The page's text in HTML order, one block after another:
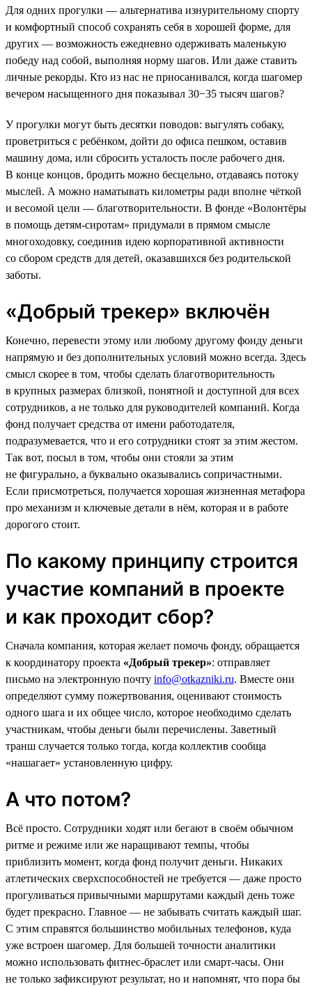
Для одних прогулки — альтернатива изнурительному спорту
и комфортный способ сохранять себя в хорошей форме, для
других — возможность ежедневно одерживать маленькую
победу над собой, выполняя норму шагов. Или даже ставить
личные рекорды. Кто из нас не приосанивался, когда шагомер
вечером насыщенного дня показывал 30−35 тысяч шагов?
У прогулки могут быть десятки поводов: выгулять собаку,
проветриться с ребёнком, дойти до офиса пешком, оставив
машину дома, или сбросить усталость после рабочего дня.
В конце концов, бродить можно бесцельно, отдаваясь потоку
мыслей. А можно наматывать километры ради вполне чёткой
и весомой цели — благотворительности. В фонде «Волонтёры
в помощь детям-сиротам» придумали в прямом смысле
многоходовку, соединив идею корпоративной активности
со сбором средств для детей, оказавшихся без родительской
заботы.
«Добрый трекер» включён
Конечно, перевести этому или любому другому фонду деньги
напрямую и без дополнительных условий можно всегда. Здесь
смысл скорее в том, чтобы сделать благотворительность
в крупных размерах близкой, понятной и доступной для всех
сотрудников, а не только для руководителей компаний. Когда
фонд получает средства от имени работодателя,
подразумевается, что и его сотрудники стоят за этим жестом.
Так вот, посыл в том, чтобы они стояли за этим
не фигурально, а буквально оказывались сопричастными.
Если присмотреться, получается хорошая жизненная метафора
про механизм и ключевые детали в нём, которая и в работе
дорогого стоит.
По какому принципу строится
участие компаний в проекте
и как проходит сбор?
Сначала компания, которая желает помочь фонду, обращается
к координатору проекта «Добрый трекер»: отправляет
письмо на электронную почту info@otkazniki.ru. Вместе они
определяют сумму пожертвования, оценивают стоимость
одного шага и их общее число, которое необходимо сделать
участникам, чтобы деньги были перечислены. Заветный
транш случается только тогда, когда коллектив сообща
«нашагает» установленную цифру.
А что потом?
Всё просто. Сотрудники ходят или бегают в своём обычном
ритме и режиме или же наращивают темпы, чтобы
приблизить момент, когда фонд получит деньги. Никаких
атлетических сверхспособностей не требуется — даже просто
прогуливаться привычными маршрутами каждый день тоже
будет прекрасно. Главное — не забывать считать каждый шаг.
С этим справятся большинство мобильных телефонов, куда
уже встроен шагомер. Для большей точности аналитики
можно использовать фитнес-браслет или смарт-часы. Они
не только зафиксируют результат, но и напомнят, что пора бы